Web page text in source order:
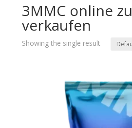
3MMC online zu
verkaufen
Showing the single result